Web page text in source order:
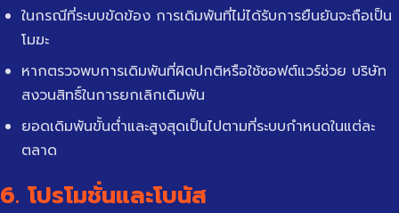
ในกรณีที่ระบบขัดข้อง การเดิมพันที่ไม่ได้รับการยืนยันจะถือเป็น
โมฆะ
หากตรวจพบการเดิมพันที่ผิดปกติหรือใช้ซอฟต์แวร์ช่วย บริษัท
สงวนสิทธิ์ในการยกเลิกเดิมพัน
ยอดเดิมพันขั้นต่ำและสูงสุดเป็นไปตามที่ระบบกำหนดในแต่ละ
ตลาด
6. โปรโมชั่นและโบนัส